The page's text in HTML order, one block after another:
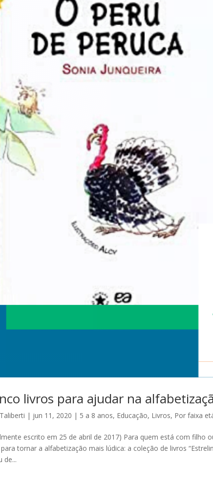
livros para ajudar na
| jun 11, 2020 | 5 a 8 anos, Educação, Livros, Por faixa
escrito em 25 de abril de 2017) Para quem está com filho
tornar a alfabetização mais lúdica: a coleção de livros
de...